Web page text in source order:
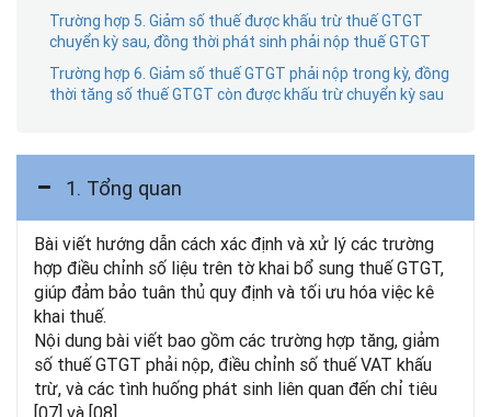
Trường hợp 5. Giảm số thuế được khấu trừ thuế GTGT
chuyển kỳ sau, đồng thời phát sinh phải nộp thuế GTGT
Trường hợp 6. Giảm số thuế GTGT phải nộp trong kỳ, đồng
thời tăng số thuế GTGT còn được khấu trừ chuyển kỳ sau
1. Tổng quan
Bài viết hướng dẫn cách xác định và xử lý các trường
hợp điều chỉnh số liệu trên tờ khai bổ sung thuế GTGT,
giúp đảm bảo tuân thủ quy định và tối ưu hóa việc kê
khai thuế.
Nội dung bài viết bao gồm các trường hợp tăng, giảm
số thuế GTGT phải nộp, điều chỉnh số thuế VAT khấu
trừ, và các tình huống phát sinh liên quan đến chỉ tiêu
[07] và [08].